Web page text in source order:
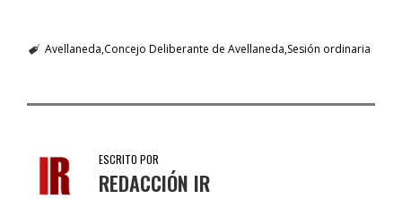
Avellaneda Concejo Deliberante de Avellaneda Sesión ordinaria
ESCRITO POR
REDACCIÓN IR